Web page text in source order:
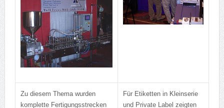
Zu diesem Thema wurden
komplette Fertigungsstrecken
Für Etiketten in Kleinserie
und Private Label zeigten